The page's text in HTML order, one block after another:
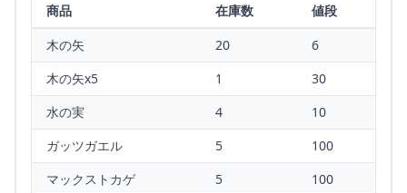
商品 在庫数
値段
木の矢
20
6
木の矢x5
1
30
水の実
4
10
ガッツガエル
5
100
マックストカゲ
5
100